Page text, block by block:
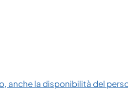
anche la disponibilità del